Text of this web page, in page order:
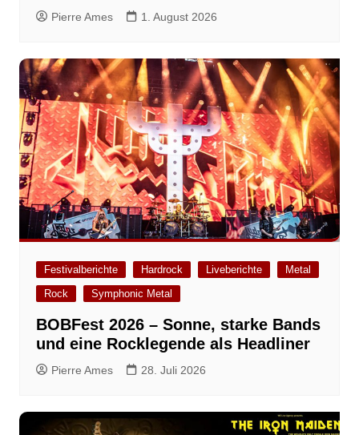
Pierre Ames 1. August 2026
Festivalberichte Hardrock Liveberichte
Metal
Rock
Symphonic Metal
BOBFest 2026 – Sonne, starke Bands
und eine Rocklegende als Headliner
Pierre Ames 28. Juli 2026